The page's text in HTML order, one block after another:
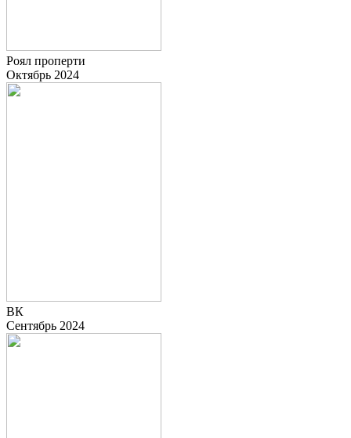
Роял проперти
Октябрь 2024
ВК
Сентябрь 2024